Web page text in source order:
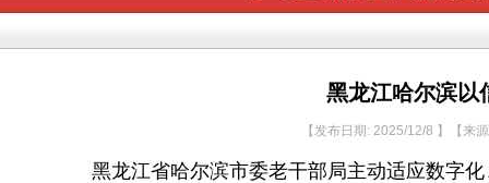
黑龙江哈尔滨以
【发布日期: 2025/12/8 】【来
黑龙江省哈尔滨市委老干部局主动适应数字化